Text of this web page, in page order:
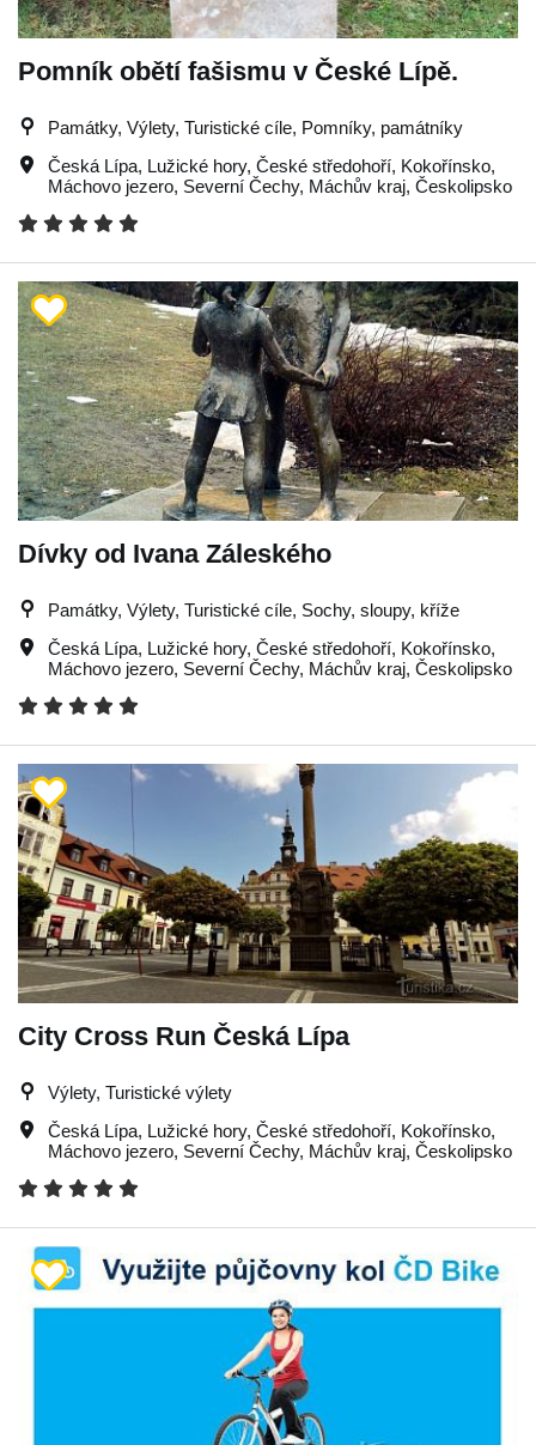
Pomník obětí fašismu v České Lípě.
Památky, Výlety, Turistické cíle, Pomníky, památníky
Česká Lípa, Lužické hory, České středohoří, Kokořínsko,
Máchovo jezero, Severní Čechy, Máchův kraj, Českolipsko
Dívky od Ivana Záleského
Památky, Výlety, Turistické cíle, Sochy, sloupy, kříže
Česká Lípa, Lužické hory, České středohoří, Kokořínsko,
Máchovo jezero, Severní Čechy, Máchův kraj, Českolipsko
City Cross Run Česká Lípa
Výlety, Turistické výlety
Česká Lípa, Lužické hory, České středohoří, Kokořínsko,
Máchovo jezero, Severní Čechy, Máchův kraj, Českolipsko